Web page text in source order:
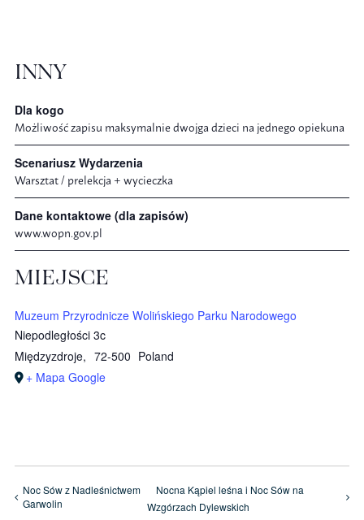
MIEJSCE
Muzeum Przyrodnicze Wolińskiego Parku Narodowego
Niepodległości 3c
Międzyzdroje, 72-500 Poland
+ Mapa Google
INNY
Dla kogo
Możliwość zapisu maksymalnie dwojga dzieci na jednego opiekuna
Scenariusz Wydarzenia
Warsztat / prelekcja + wycieczka
Dane kontaktowe (dla zapisów)
www.wopn.gov.pl
Noc Sów z Nadleśnictwem
Garwolin
Nocna Kąpiel leśna i Noc Sów na
Wzgórzach Dylewskich